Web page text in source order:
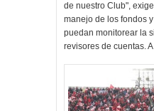
de nuestro Club",
manejo de los fondos
puedan monitorear la
revisores de cuentas.